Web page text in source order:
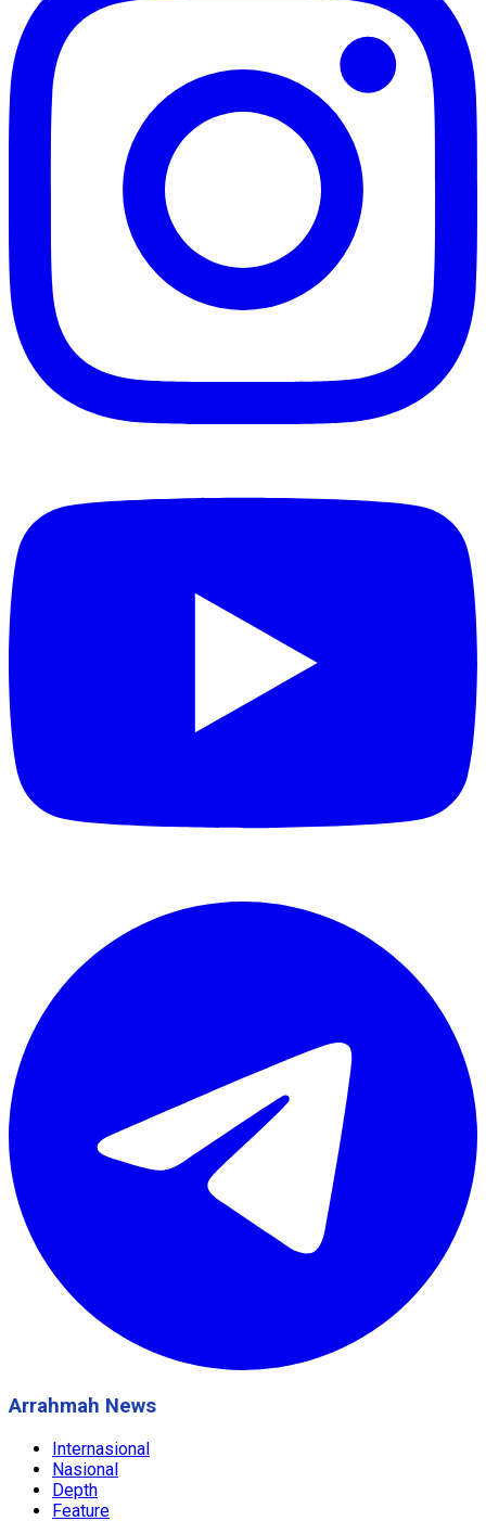
Arrahmah News
Internasional
Nasional
Depth
Feature